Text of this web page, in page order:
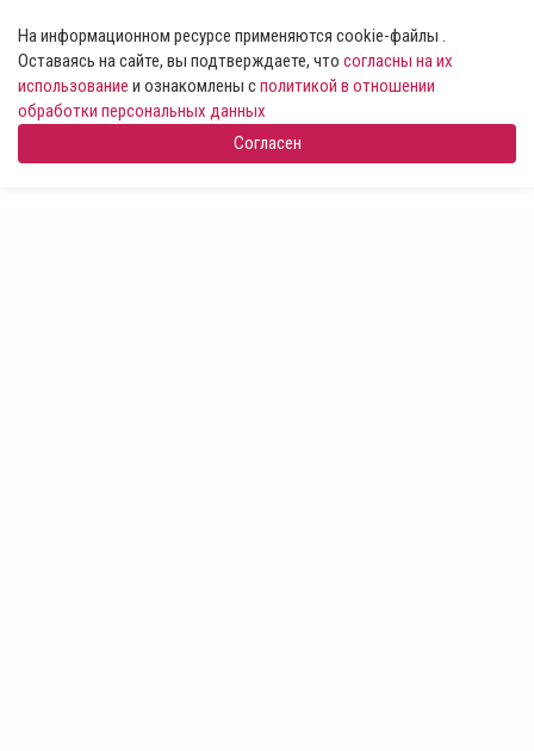
На информационном ресурсе применяются cookie-файлы .
Оставаясь на сайте, вы подтверждаете, что согласны на их
использование и ознакомлены сполитикой в отношении
обработки персональных данных
Согласен